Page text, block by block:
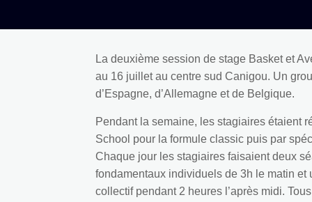
La deuxième session de stage Basket et
au 16 juillet au centre sud Canigou. Un
d’Espagne, d’Allemagne et de Belgique.
Pendant la semaine, les stagiaires étaient
School pour la formule classic puis par
Chaque jour les stagiaires faisaient deux
fondamentaux individuels de 3h le matin
collectif pendant 2 heures l’après midi.